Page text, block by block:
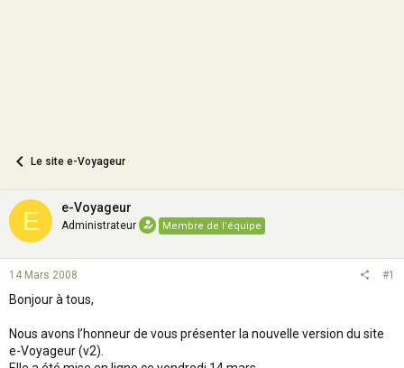
Le site e-Voyageur
E e-Voyageur
Administrateur Membre de l'équipe
14 Mars 2008 #1
Bonjour à tous,
Nous avons l’honneur de vous présenter la nouvelle version du site
e-Voyageur (v2).